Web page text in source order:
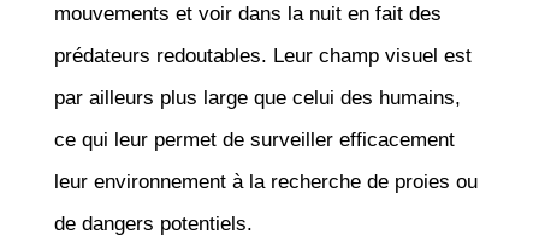
mouvements et voir dans la nuit en fait des
prédateurs redoutables. Leur champ visuel est
par ailleurs plus large que celui des humains,
ce qui leur permet de surveiller efficacement
leur environnement à la recherche de proies ou
de dangers potentiels.